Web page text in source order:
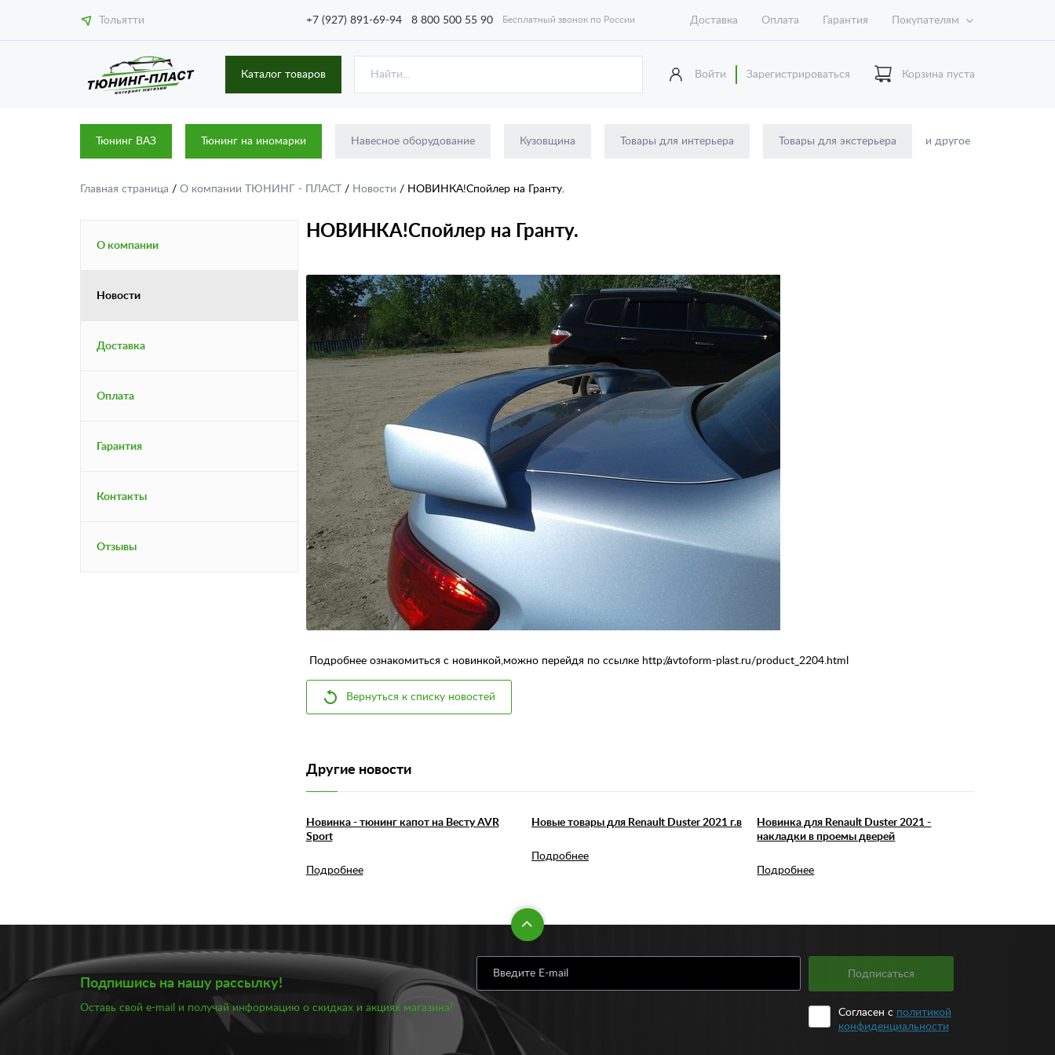
Тольятти +7 (927) 891-69-94 8 800 500 55 90 Бесплатный звонок по России Доставка Оплата Гарантия Покупателям
Каталог товаров Войти Зарегистрироваться Корзина пуста
Тюнинг ВАЗ Тюнинг на иномарки Навесное оборудование Кузовщина Товары для интерьера Товары для экстерьера и другое
Главная страница / О компании ТЮНИНГ - ПЛАСТ / Новости / НОВИНКА!Спойлер на Гранту.
О компании
Новости
Доставка
Оплата
Гарантия
Контакты
Отзывы
НОВИНКА!Спойлер на Гранту.
Подробнее ознакомиться с новинкой,можно перейдя по ссылке http://avtoform-plast.ru/product_2204.html
Вернуться к списку новостей
Другие новости
Новинка - тюнинг капот на Весту AVR
Sport
Подробнее
Новые товары для Renault Duster 2021 г.в
Подробнее
Новинка для Renault Duster 2021 -
накладки в проемы дверей
Подробнее
Подпишись на нашу рассылку!
Оставь свой e-mail и получай информацию о скидках и акциях магазина!
Подписаться
Согласен с политикой
конфиденциальности